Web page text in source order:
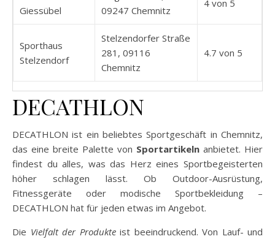
Giessübel
09247 Chemnitz
4 von 5
Sporthaus
Stelzendorf
Stelzendorfer Straße
281, 09116
Chemnitz
4.7 von 5
DECATHLON
DECATHLON ist ein beliebtes Sportgeschäft in Chemnitz,
das eine breite Palette von Sportartikeln anbietet. Hier
findest du alles, was das Herz eines Sportbegeisterten
höher schlagen lässt. Ob Outdoor-Ausrüstung,
Fitnessgeräte oder modische Sportbekleidung –
DECATHLON hat für jeden etwas im Angebot.
Die Vielfalt der Produkteist beeindruckend. Von Lauf- und